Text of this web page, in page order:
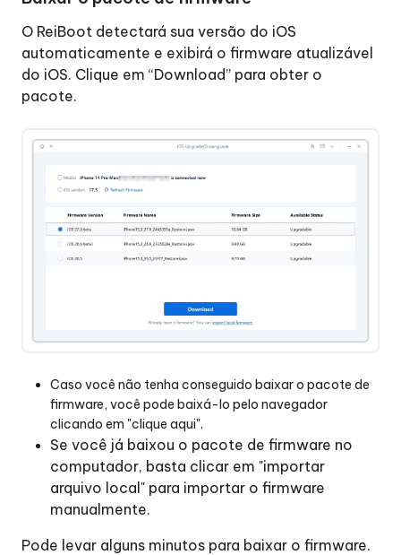
O ReiBoot detectará sua versão do iOS
automaticamente e exibirá o firmware atualizável
do iOS. Clique em “Download” para obter o
pacote.
Caso você não tenha conseguido baixar o pacote de
firmware, você pode baixá-lo pelo navegador
clicando em "clique aqui".
Se você já baixou o pacote de firmware no
computador, basta clicar em "importar
arquivo local" para importar o firmware
manualmente.
Pode levar alguns minutos para baixar o firmware.